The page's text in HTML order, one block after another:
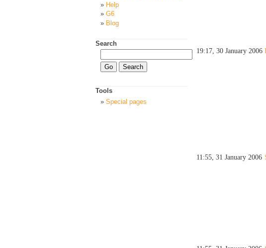
19:17, 30 January 2006
11:55, 31 January 2006
Help
G6
Blog
Search
Tools
Special pages